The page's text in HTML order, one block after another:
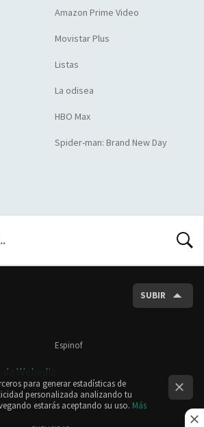
Amazon Prime Video
Movistar Plus
Listas
La odisea
HBO Max
Spider-man: Brand New Day
SUBIR
Espinof
Webedia
para generar estadísticas de
personalizada analizando tu
estarás aceptando su uso. Más